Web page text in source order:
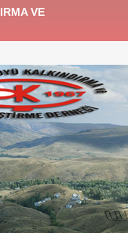
VE